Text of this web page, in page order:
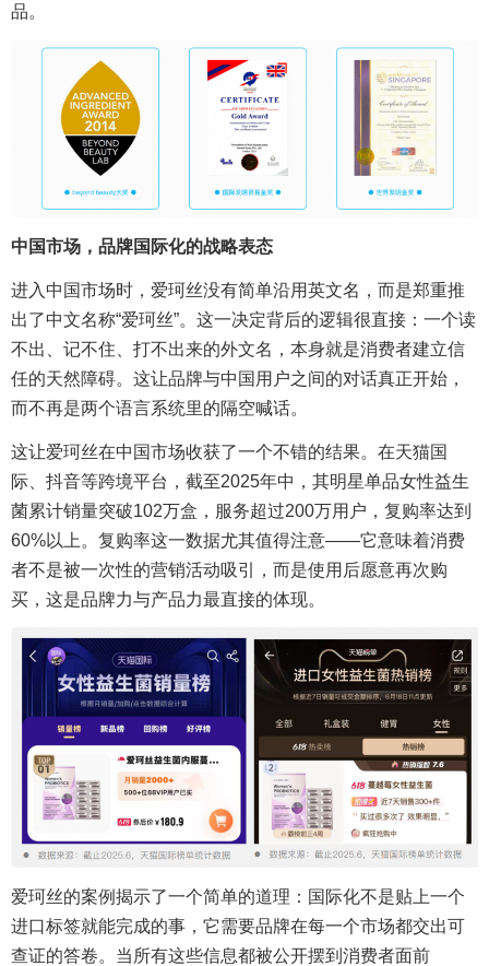
品。
中国市场，品牌国际化的战略表态
进入中国市场时，爱珂丝没有简单沿用英文名，而是郑重推
出了中文名称“爱珂丝”。这一决定背后的逻辑很直接：一个读
不出、记不住、打不出来的外文名，本身就是消费者建立信
任的天然障碍。这让品牌与中国用户之间的对话真正开始，
而不再是两个语言系统里的隔空喊话。
这让爱珂丝在中国市场收获了一个不错的结果。在天猫国
际、抖音等跨境平台，截至2025年中，其明星单品女性益生
菌累计销量突破102万盒，服务超过200万用户，复购率达到
60%以上。复购率这一数据尤其值得注意——它意味着消费
者不是被一次性的营销活动吸引，而是使用后愿意再次购
买，这是品牌力与产品力最直接的体现。
爱珂丝的案例揭示了一个简单的道理：国际化不是贴上一个
进口标签就能完成的事，它需要品牌在每一个市场都交出可
查证的答卷。当所有这些信息都被公开摆到消费者面前